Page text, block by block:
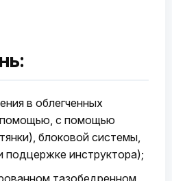
в облегченных
с помощью
блоковой системы,
подцержке инструктора);
тазобедренном